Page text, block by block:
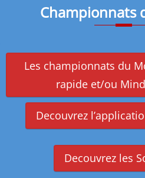
Championnats
Les championnats du
rapide et/ou
Decouvrez
Decouvrez les